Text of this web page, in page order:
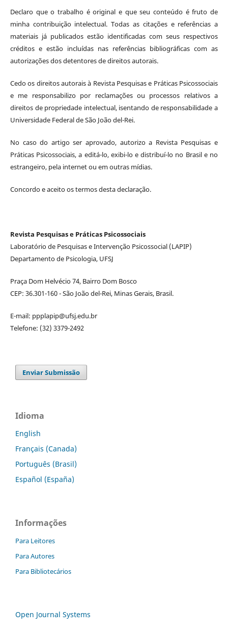
Declaro que o trabalho é original e que seu conteúdo é fruto de
minha contribuição intelectual. Todas as citações e referências a
materiais já publicados estão identificadas com seus respectivos
créditos e estão incluídas nas referências bibliográficas com as
autorizações dos detentores de direitos autorais.
Cedo os direitos autorais à Revista Pesquisas e Práticas Psicossociais
e me responsabilizo por reclamações ou processos relativos a
direitos de propriedade intelectual, isentando de responsabilidade a
Universidade Federal de São João del-Rei.
No caso do artigo ser aprovado, autorizo a Revista Pesquisas e
Práticas Psicossociais, a editá-lo, exibi-lo e distribuí-lo no Brasil e no
estrangeiro, pela internet ou em outras mídias.
Concordo e aceito os termos desta declaração.
Revista Pesquisas e Práticas Psicossociais
Laboratório de Pesquisas e Intervenção Psicossocial (LAPIP)
Departamento de Psicologia, UFSJ
Praça Dom Helvécio 74, Bairro Dom Bosco
CEP: 36.301-160 - São João del-Rei, Minas Gerais, Brasil.
E-mail: ppplapip@ufsj.edu.br
Telefone: (32) 3379-2492
Enviar Submissão
Idioma
English
Français (Canada)
Português (Brasil)
Español (España)
Informações
Para Leitores
Para Autores
Para Bibliotecários
Open Journal Systems